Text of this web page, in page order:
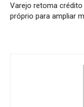
Varejo retoma crédito
próprio para ampliar